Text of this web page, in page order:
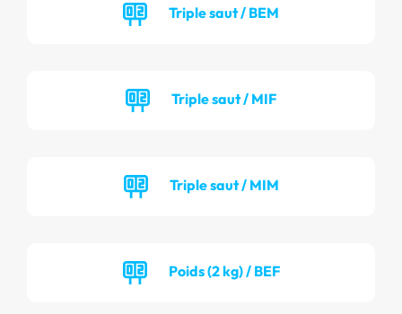
Triple saut / BEM
Triple saut / MIF
Triple saut / MIM
Poids (2 kg) / BEF